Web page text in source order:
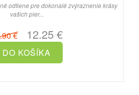
odtiene pre dokonalé zvýraznenie krásy
vašich pier...
€12.25 €